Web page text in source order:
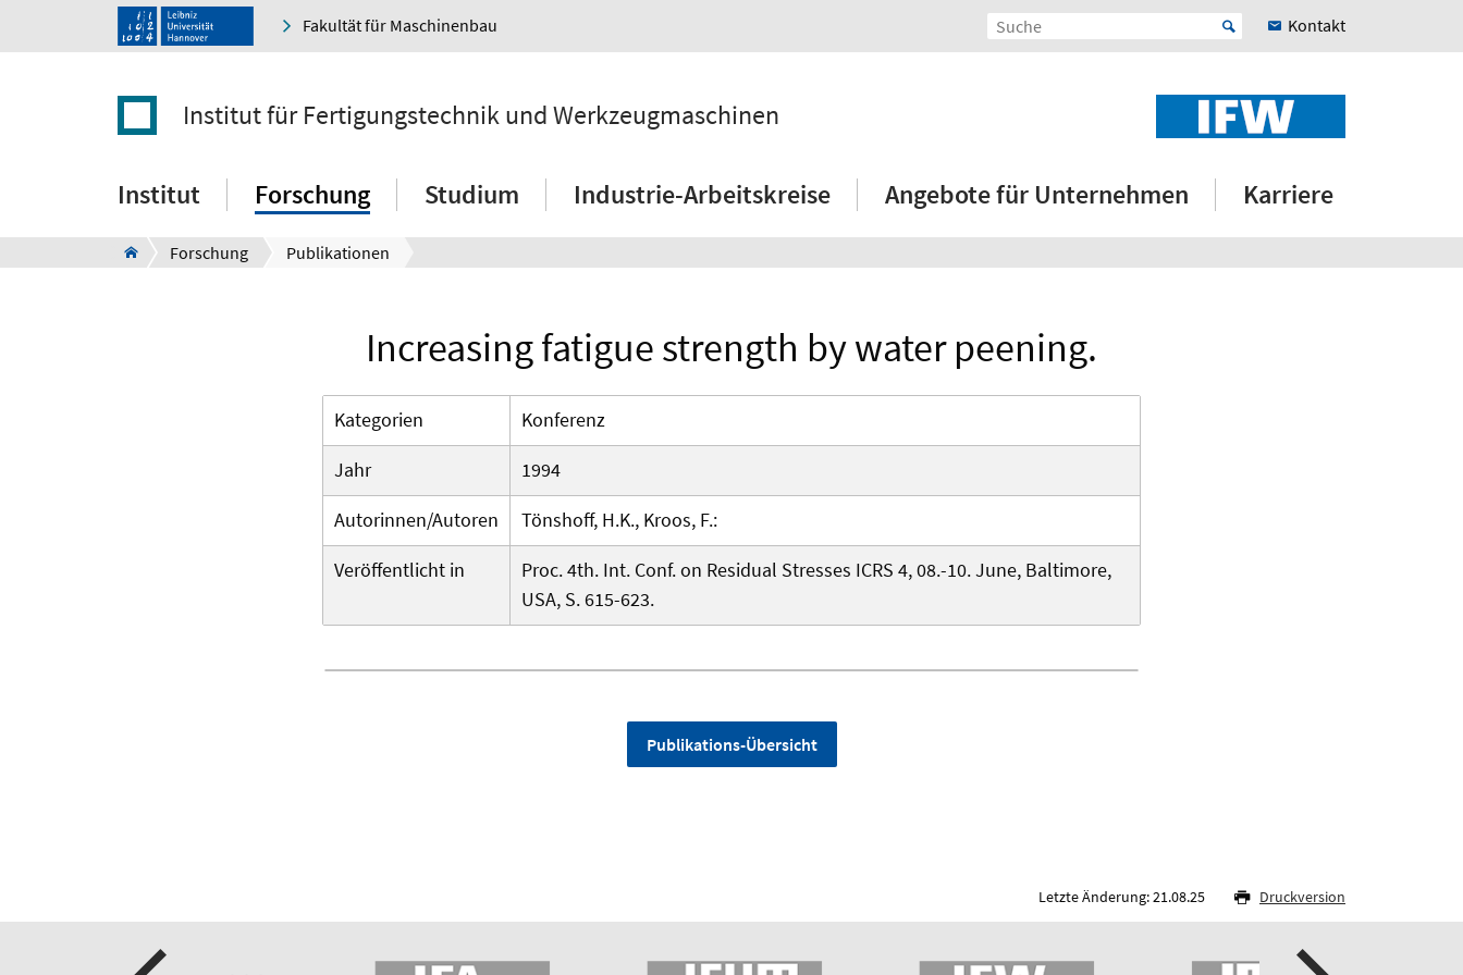
Fakultät für Maschinenbau Kontakt
Institut für Fertigungstechnik und Werkzeugmaschinen
Institut Forschung Studium Industrie-Arbeitskreise Angebote für Unternehmen Karriere
Forschung Publikationen
Increasing fatigue strength by water peening.
Kategorien
Konferenz
Jahr
1994
Autorinnen/Autoren
Tönshoff, H.K., Kroos, F.:
Veröffentlicht in
Proc. 4th. Int. Conf. on Residual Stresses ICRS 4, 08.-10. June, Baltimore,
USA, S. 615-623.
Publikations-Übersicht
Letzte Änderung: 21.08.25 Druckversion